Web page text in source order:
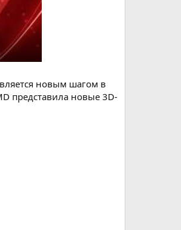
новым шагом в
представила новые 3D-